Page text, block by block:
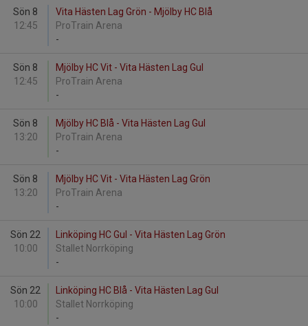
Sön 8
12:45
Vita Hästen Lag Grön - Mjölby HC Blå
ProTrain Arena
-
Sön 8
12:45
Mjölby HC Vit - Vita Hästen Lag Gul
ProTrain Arena
-
Sön 8
13:20
Mjölby HC Blå - Vita Hästen Lag Gul
ProTrain Arena
-
Sön 8
13:20
Mjölby HC Vit - Vita Hästen Lag Grön
ProTrain Arena
-
Sön 22
10:00
Linköping HC Gul - Vita Hästen Lag Grön
Stallet Norrköping
-
Sön 22
10:00
Linköping HC Blå - Vita Hästen Lag Gul
Stallet Norrköping
-